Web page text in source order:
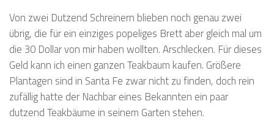
Von zwei Dutzend Schreinern blieben noch genau zwei
übrig, die für ein einziges popeliges Brett aber gleich mal um
die 30 Dollar von mir haben wollten. Arschlecken. Für dieses
Geld kann ich einen ganzen Teakbaum kaufen. Größere
Plantagen sind in Santa Fe zwar nicht zu finden, doch rein
zufällig hatte der Nachbar eines Bekannten ein paar
dutzend Teakbäume in seinem Garten stehen.